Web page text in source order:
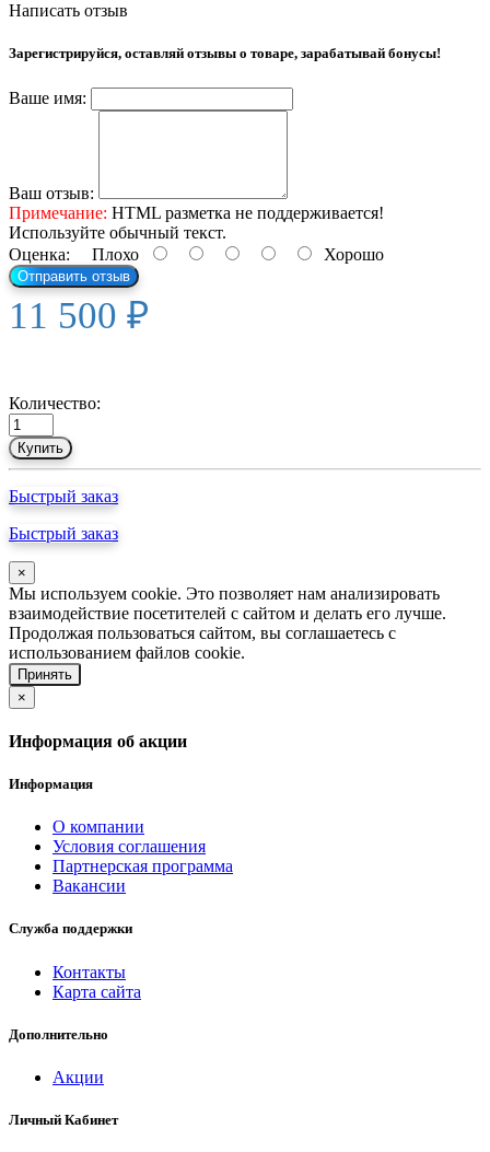
Написать отзыв
Зарегистрируйся, оставляй отзывы о товаре, зарабатывай бонусы!
Ваше имя:
Ваш отзыв:
Примечание: HTML разметка не поддерживается!
Используйте обычный текст.
Оценка: Плохо Хорошо
Отправить отзыв
11 500 ₽
Количество:
Купить
Быстрый заказ
Быстрый заказ
×
Мы используем cookie. Это позволяет нам анализировать
взаимодействие посетителей с сайтом и делать его лучше.
Продолжая пользоваться сайтом, вы соглашаетесь с
использованием файлов cookie.
Принять
×
Информация об акции
Информация
О компании
Условия соглашения
Партнерская программа
Вакансии
Служба поддержки
Контакты
Карта сайта
Дополнительно
Акции
Личный Кабинет